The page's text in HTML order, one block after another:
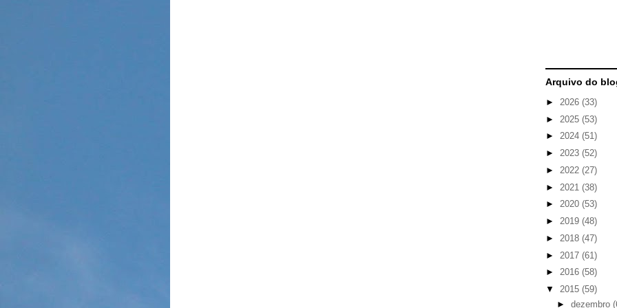
Arquivo do
► 2026 (33)
► 2025 (53)
► 2024 (51)
► 2023 (52)
► 2022 (27)
► 2021 (38)
► 2020 (53)
► 2019 (48)
► 2018 (47)
► 2017 (61)
► 2016 (58)
▼ 2015 (59)
► dezembro